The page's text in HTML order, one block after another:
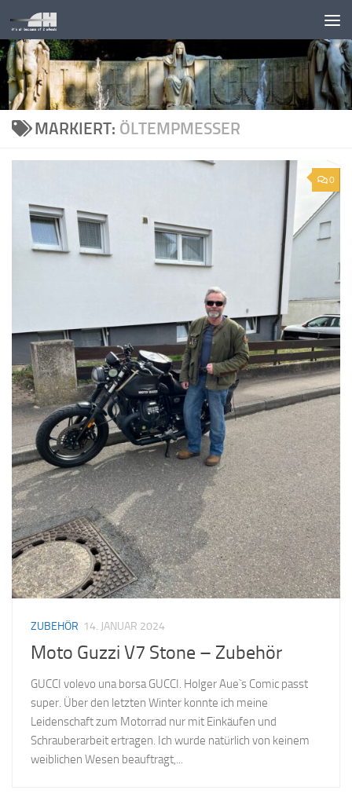
Unter dem Inhalt
MARKIERT: ÖLTEMPMESSER
0
ZUBEHÖR 14. JANUAR 2024
Moto Guzzi V7 Stone – Zubehör
GUCCI volevo una borsa GUCCI. Holger Aue`s Comic passt
super. Über den letzten Winter konnte ich meine
Leidenschaft zum Motorrad nur mit Einkäufen und
Schrauberarbeit ertragen. Ich wurde natürlich von keinem
weiblichen Wesen beauftragt,...